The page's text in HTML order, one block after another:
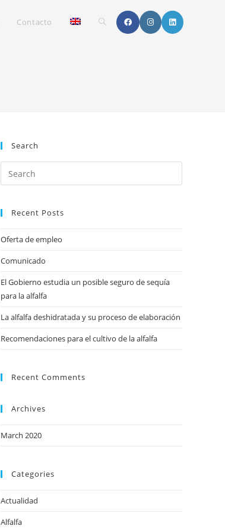
Contacto Toggle
Search
Recent Posts
Oferta de empleo
Comunicado
El Gobierno estudia un posible seguro de sequía
para la alfalfa
La alfalfa deshidratada y su proceso de elaboración
Recomendaciones para el cultivo de la alfalfa
Recent Comments
Archives
March 2020
Categories
Actualidad
Alfalfa